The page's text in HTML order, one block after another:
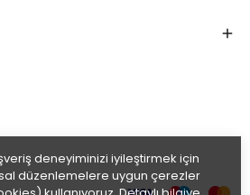
deneyiminizi iyileştirmek için
düzenlemelere uygun çerezler